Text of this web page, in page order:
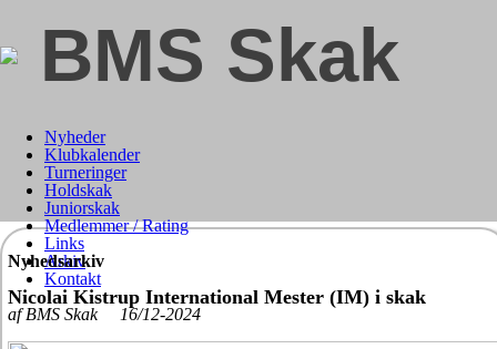
BMS Skak
Nyheder
Klubkalender
Turneringer
Holdskak
Juniorskak
Medlemmer / Rating
Links
Arkiv
Kontakt
Nyhedsarkiv
Nicolai Kistrup International Mester (IM) i skak
af BMS Skak 16/12-2024